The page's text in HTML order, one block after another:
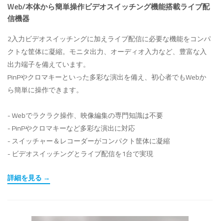
Web/本体から簡単操作ビデオスイッチング機能搭載ライブ配
信機器
2入力ビデオスイッチングに加えライブ配信に必要な機能をコンパ
クトな筐体に凝縮。モニタ出力、オーディオ入力など、豊富な入
出力端子を備えています。
PinPやクロマキーといった多彩な演出を備え、初心者でもWebか
ら簡単に操作できます。
- Webでラクラク操作、映像編集の専門知識は不要
- PinPやクロマキーなど多彩な演出に対応
- スイッチャー＆レコーダーがコンパクト筐体に凝縮
- ビデオスイッチングとライブ配信を1台で実現
詳細を見る →